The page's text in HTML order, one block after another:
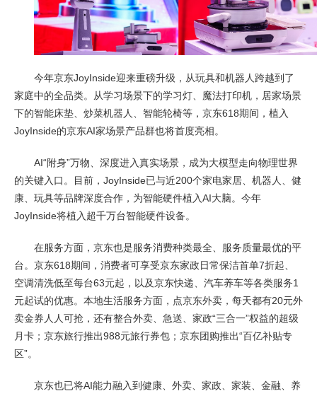
今年京东JoyInside迎来重磅升级，从玩具和机器人跨越到了
家庭中的全品类。从学习场景下的学习灯、魔法打印机，居家场景
下的智能床垫、炒菜机器人、智能轮椅等，京东618期间，植入
JoyInside的京东AI家场景产品群也将首度亮相。
AI“附身”万物、深度进入真实场景，成为大模型走向物理世界
的关键入口。目前，JoyInside已与近200个家电家居、机器人、健
康、玩具等品牌深度合作，为智能硬件植入AI大脑。今年
JoyInside将植入超千万台智能硬件设备。
在服务方面，京东也是服务消费种类最全、服务质量最优的平
台。京东618期间，消费者可享受京东家政日常保洁首单7折起、
空调清洗低至每台63元起，以及京东快递、汽车养车等各类服务1
元起试的优惠。本地生活服务方面，点京东外卖，每天都有20元外
卖金券人人可抢，还有整合外卖、急送、家政“三合一”权益的超级
月卡；京东旅行推出988元旅行券包；京东团购推出“百亿补贴专
区”。
京东也已将AI能力融入到健康、外卖、家政、家装、金融、养